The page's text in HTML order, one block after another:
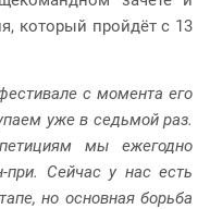
который пройдёт с 13
с момента его
уже в седьмой раз.
мы ежегодно
при. Сейчас у нас есть
но основная борьба